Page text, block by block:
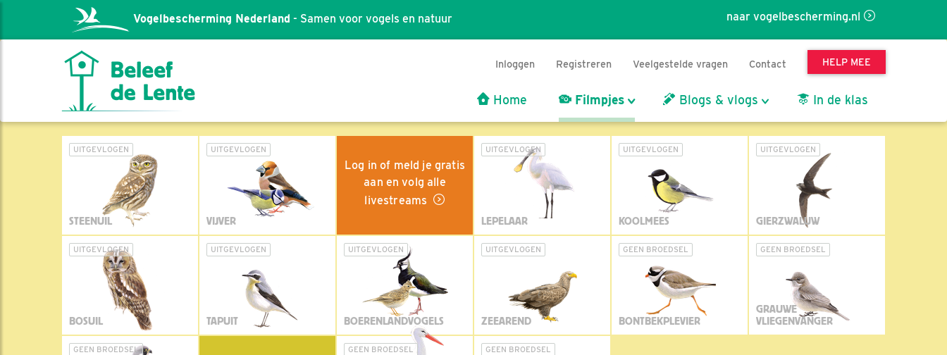
naar vogelbescherming.nl
Vogelbescherming Nederland - Samen voor vogels en natuur
Inloggen Registreren Veelgestelde vragen Contact HELP MEE
Home Filmpjes Blogs & vlogs In de klas
UITGEVLOGEN
STEENUIL
UITGEVLOGEN
VIJVER
Log in of meld je gratis
aan en volg alle
livestreams
UITGEVLOGEN
LEPELAAR
UITGEVLOGEN
KOOLMEES
UITGEVLOGEN
GIERZWALUW
UITGEVLOGEN
BOSUIL
UITGEVLOGEN
TAPUIT
UITGEVLOGEN
BOERENLANDVOGELS
UITGEVLOGEN
ZEEAREND
GEEN BROEDSEL
BONTBEKPLEVIER
GEEN BROEDSEL
GRAUWE
VLIEGENVANGER
GEEN BROEDSEL GEEN BROEDSEL GEEN BROEDSEL